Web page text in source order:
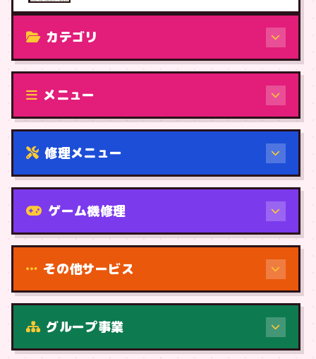
カテゴリ
修理（機種から）
メニュー
修理メニュー
機種から
ゲーム機修理
その他サービス
グループ事業